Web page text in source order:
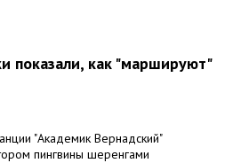
показали, как "маршируют"
"Академик Вернадский"
пингвины шеренгами